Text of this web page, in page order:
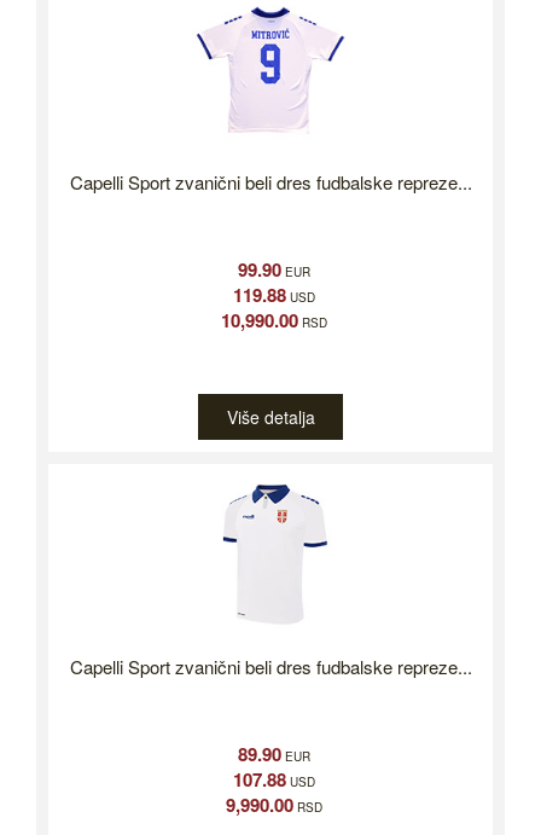
Capelli Sport zvanični beli dres fudbalske repreze...
99.90EUR
119.88USD
10,990.00RSD
Više detalja
Capelli Sport zvanični beli dres fudbalske repreze...
89.90EUR
107.88USD
9,990.00RSD